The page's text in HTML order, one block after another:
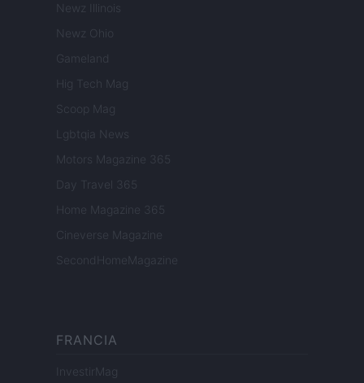
Newz Illinois
Newz Ohio
Gameland
Hig Tech Mag
Scoop Mag
Lgbtqia News
Motors Magazine 365
Day Travel 365
Home Magazine 365
Cineverse Magazine
SecondHomeMagazine
FRANCIA
InvestirMag